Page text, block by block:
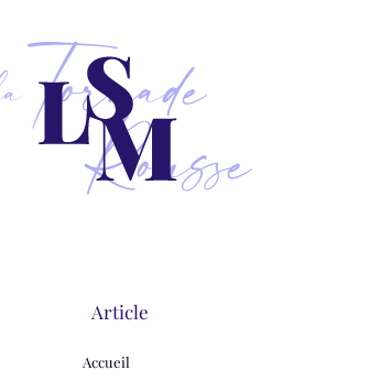
Article
Accueil